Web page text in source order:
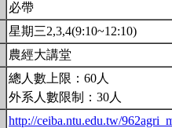
必帶
星期三2,3,4(9:10~12:10)
農經大講堂
總人數上限：60人
外系人數限制：30人
http://ceiba.ntu.edu.tw/